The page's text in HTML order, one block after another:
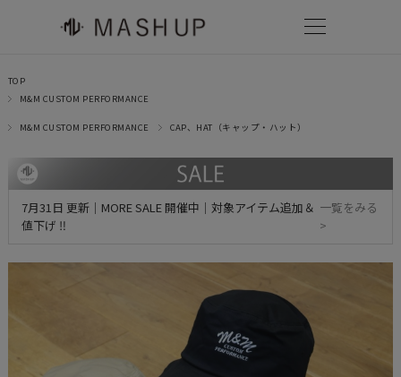
TOP
M&M CUSTOM PERFORMANCE
M&M CUSTOM PERFORMANCE CAP、HAT（キャップ・ハット）
7月31日 更新｜MORE SALE 開催中｜対象アイテム追加＆
値下げ ‼
一覧をみる
>